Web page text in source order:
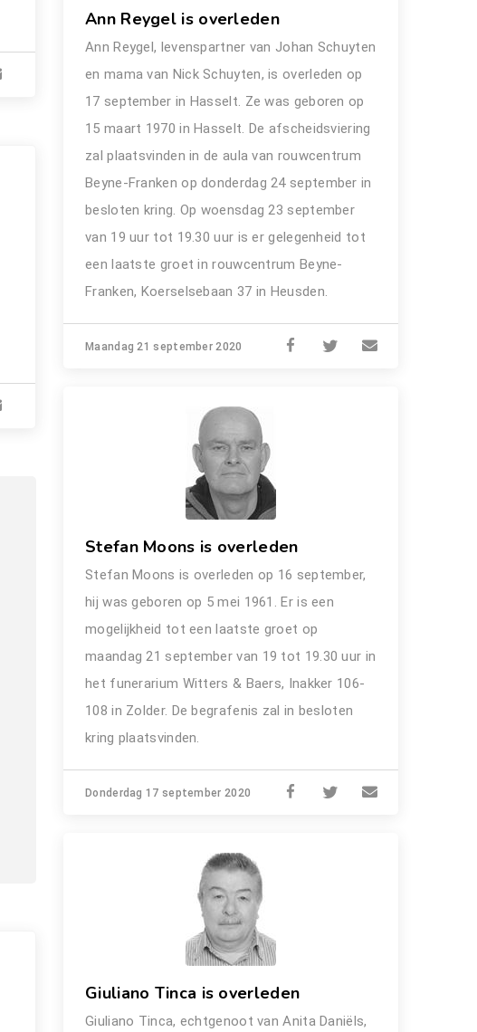
Ann Reygel is overleden
Ann Reygel, levenspartner van Johan Schuyten
en mama van Nick Schuyten, is overleden op
17 september in Hasselt. Ze was geboren op
15 maart 1970 in Hasselt. De afscheidsviering
zal plaatsvinden in de aula van rouwcentrum
Beyne-Franken op donderdag 24 september in
besloten kring. Op woensdag 23 september
van 19 uur tot 19.30 uur is er gelegenheid tot
een laatste groet in rouwcentrum Beyne-
Franken, Koerselsebaan 37 in Heusden.
Maandag 21 september 2020
Stefan Moons is overleden
Stefan Moons is overleden op 16 september,
hij was geboren op 5 mei 1961. Er is een
mogelijkheid tot een laatste groet op
maandag 21 september van 19 tot 19.30 uur in
het funerarium Witters & Baers, Inakker 106-
108 in Zolder. De begrafenis zal in besloten
kring plaatsvinden.
Donderdag 17 september 2020
Giuliano Tinca is overleden
Giuliano Tinca, echtgenoot van Anita Daniëls,